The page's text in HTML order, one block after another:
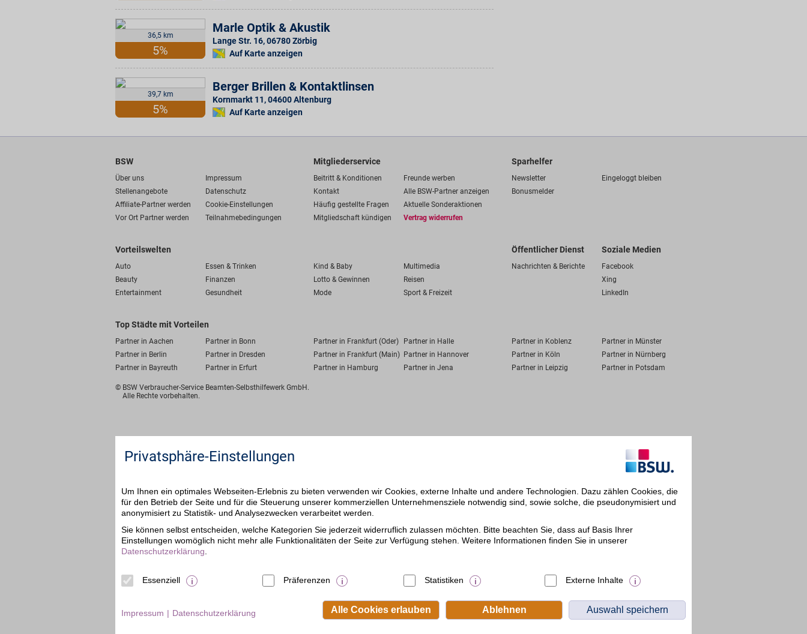
36,5 km
5%
Marle Optik & Akustik
Lange Str. 16,06780Zörbig
Auf Karte anzeigen
39,7 km
5%
Berger Brillen & Kontaktlinsen
Kornmarkt 11,04600Altenburg
Auf Karte anzeigen
BSW
Über uns
Impressum
Stellenangebote
Datenschutz
Affiliate-Partner werden
Cookie-Einstellungen
Vor Ort Partner werden
Teilnahmebedingungen
Mitgliederservice
Beitritt & Konditionen
Freunde werben
Kontakt
Alle BSW-Partner anzeigen
Häufig gestellte Fragen
Aktuelle Sonderaktionen
Mitgliedschaft kündigen
Vertrag widerrufen
Sparhelfer
Newsletter
Eingeloggt bleiben
Bonusmelder
Vorteilswelten
Auto Essen & Trinken Kind & Baby
Multimedia
Beauty
Finanzen Lotto & Gewinnen
Reisen
Entertainment
Gesundheit Mode Sport & Freizeit
Öffentlicher Dienst
Nachrichten & Berichte
Soziale Medien
Facebook
Xing
LinkedIn
Top Städte mit Vorteilen
Partner in Aachen Partner in Bonn Partner in Frankfurt (Oder) Partner in Halle Partner in Koblenz
Partner in Münster
Partner in Berlin
Partner in Dresden Partner in Frankfurt (Main) Partner in Hannover Partner in Köln
Partner in Nürnberg
Partner in Bayreuth
Partner in Erfurt Partner in Hamburg Partner in Jena Partner in Leipzig Partner in Potsdam
© BSW Verbraucher-Service Beamten-Selbsthilfewerk GmbH.
Alle Rechte vorbehalten.
Privatsphäre-Einstellungen
Um Ihnen ein optimales Webseiten-Erlebnis zu bieten verwenden wir Cookies, externe Inhalte und andere Technologien. Dazu zählen Cookies, die
für den Betrieb der Seite und für die Steuerung unserer kommerziellen Unternehmensziele notwendig sind, sowie solche, die pseudonymisiert und
anonymisiert zu Statistik- und Analysezwecken verarbeitet werden.
Sie können selbst entscheiden, welche Kategorien Sie jederzeit widerruflich zulassen möchten. Bitte beachten Sie, dass auf Basis Ihrer
Einstellungen womöglich nicht mehr alle Funktionalitäten der Seite zur Verfügung stehen. Weitere Informationen finden Sie in unserer
Datenschutzerklärung
Essenziell Präferenzen Statistiken Externe Inhalte
Alle Cookies erlauben Ablehnen Auswahl speichern
Impressum Datenschutzerklärung